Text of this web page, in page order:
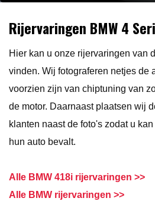
Rijervaringen BMW 4
Hier kan u onze rijervaringen van
vinden. Wij fotograferen netjes de
voorzien zijn van chiptuning van
de motor. Daarnaast plaatsen wij
klanten naast de foto's zodat u
hun auto bevalt.
Alle BMW 418i rijervaringen >>
Alle BMW rijervaringen >>